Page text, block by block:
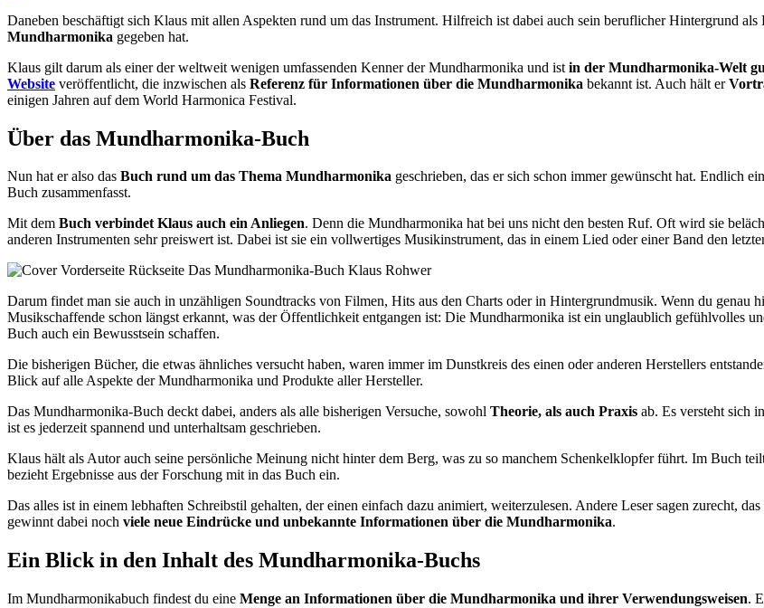
Daneben beschäftigt sich Klaus mit allen Aspekten rund um das Instrument. Hilfreich ist dabei auch sein beruflicher Hintergrund
Mundharmonika gegeben hat.
Klaus gilt darum als einer der weltweit wenigen umfassenden Kenner der Mundharmonika und ist in der Mundharmonika-Welt
Website veröffentlicht, die inzwischen als Referenz für Informationen über die Mundharmonika bekannt ist. Auch hält er
einigen Jahren auf dem World Harmonica Festival.
Über das Mundharmonika-Buch
Nun hat er also das Buch rund um das Thema Mundharmonika geschrieben, das er sich schon immer gewünscht hat. Endlich
Buch zusammenfasst.
Mit dem Buch verbindet Klaus auch ein Anliegen. Denn die Mundharmonika hat bei uns nicht den besten Ruf. Oft wird sie
anderen Instrumenten sehr preiswert ist. Dabei ist sie ein vollwertiges Musikinstrument, das in einem Lied oder einer Band den
Darum findet man sie auch in unzähligen Soundtracks von Filmen, Hits aus den Charts oder in Hintergrundmusik. Wenn du genau
Musikschaffende schon längst erkannt, was der Öffentlichkeit entgangen ist: Die Mundharmonika ist ein unglaublich gefühlvolles
Buch auch ein Bewusstsein schaffen.
Die bisherigen Bücher, die etwas ähnliches versucht haben, waren immer im Dunstkreis des einen oder anderen Herstellers
Blick auf alle Aspekte der Mundharmonika und Produkte aller Hersteller.
Das Mundharmonika-Buch deckt dabei, anders als alle bisherigen Versuche, sowohl Theorie, als auch Praxis ab. Es versteht sich
ist es jederzeit spannend und unterhaltsam geschrieben.
Klaus hält als Autor auch seine persönliche Meinung nicht hinter dem Berg, was zu so manchem Schenkelklopfer führt. Im Buch
bezieht Ergebnisse aus der Forschung mit in das Buch ein.
Das alles ist in einem lebhaften Schreibstil gehalten, der einen einfach dazu animiert, weiterzulesen. Andere Leser sagen zurecht, das
gewinnt dabei noch viele neue Eindrücke und unbekannte Informationen über die Mundharmonika.
Ein Blick in den Inhalt des Mundharmonika-Buchs
Im Mundharmonikabuch findest du eine Menge an Informationen über die Mundharmonika und ihrer Verwendungsweisen.